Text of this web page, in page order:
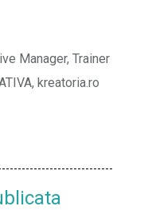
Manager, Trainer
kreatoria.ro